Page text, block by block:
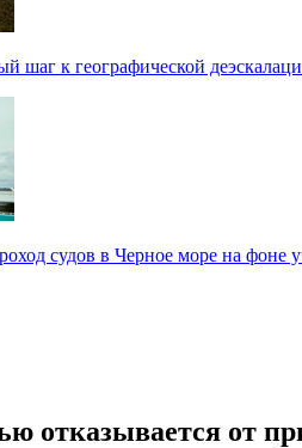
шаг к географической
судов в Черное море на фоне
отказывается от